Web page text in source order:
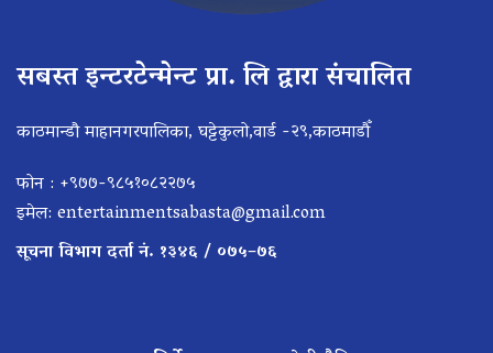
सबस्त इन्टरटेन्मेन्ट प्रा. लि द्वारा संचालित
काठमान्डौ माहानगरपालिका, घट्टेकुलो,वार्ड -२९,काठमाडौँ
फोन : +९७७-९८५१०८२२७५
इमेल: entertainmentsabasta@gmail.com
सूचना विभाग दर्ता नं. १३४६ / ०७५–७६